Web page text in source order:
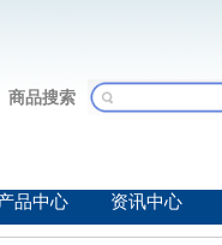
商品搜索
品中心 资讯中心